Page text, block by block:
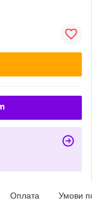
Оплата Умови